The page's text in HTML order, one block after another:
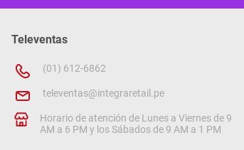
Televentas
(01) 612-6862
televentas@integraretail.pe
Horario de atención de Lunes a Viernes de 9
AM a 6 PM y los Sábados de 9 AM a 1 PM